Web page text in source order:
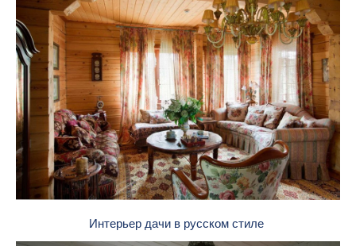
Интерьер дачи в русском стиле